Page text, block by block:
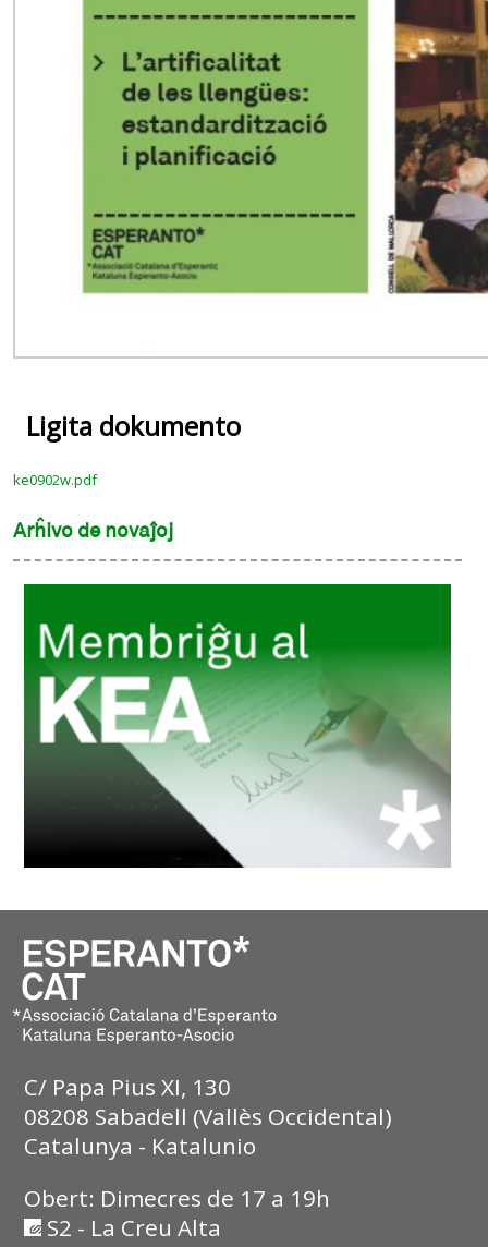
Ligita dokumento
ke0902w.pdf
Arĥivo de novaĵoj
C/ Papa Pius XI, 130
08208 Sabadell (Vallès Occidental)
Catalunya - Katalunio
Obert: Dimecres de 17 a 19h
S2 - La Creu Alta